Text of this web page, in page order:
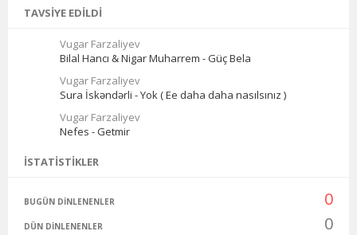
TAVSIYE EDILDI
Vugar Farzaliyev
Bilal Hancı & Nigar Muharrem - Güç Bela
Vugar Farzaliyev
Sura İskəndərli - Yok ( Ee daha daha nasılsınız )
Vugar Farzaliyev
Nefes - Getmir
İSTATISTIKLER
BUGÜN DINLENENLER 0
DÜN DINLENENLER 0